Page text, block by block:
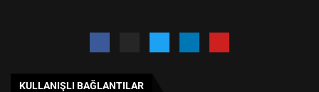
KULLANIŞLI BAĞLANTILAR